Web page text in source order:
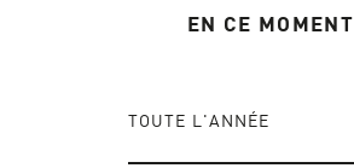
EN CE MOMENT
TOUTE L'ANNÉE